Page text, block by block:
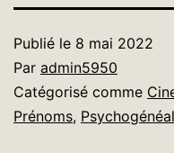
Publié le 8 mai 2022
Par admin5950
Catégorisé comme
Prénoms,